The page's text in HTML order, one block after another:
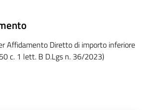
Affidamento Diretto di importo inferiore
c. 1 lett. B D.Lgs n. 36/2023)